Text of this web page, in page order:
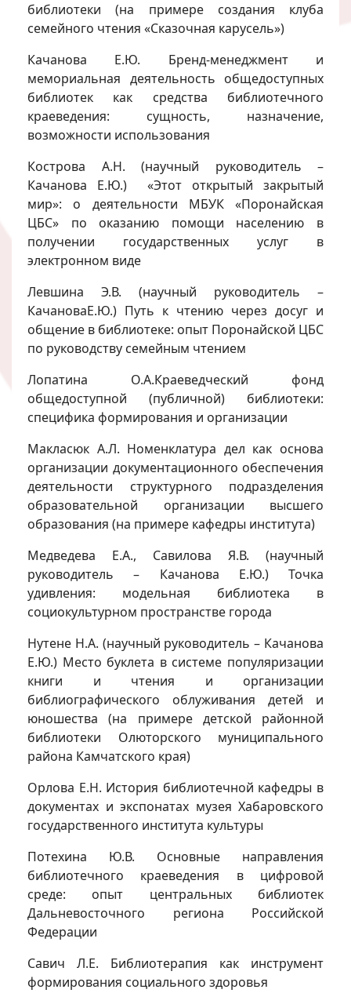
библиотеки (на примере создания клуба
семейного чтения «Сказочная карусель»)
Качанова Е.Ю. Бренд-менеджмент и
мемориальная деятельность общедоступных
библиотек как средства библиотечного
краеведения: сущность, назначение,
возможности использования
Кострова А.Н. (научный руководитель –
Качанова Е.Ю.) «Этот открытый закрытый
мир»: о деятельности МБУК «Поронайская
ЦБС» по оказанию помощи населению в
получении государственных услуг в
электронном виде
Левшина Э.В. (научный руководитель –
КачановаЕ.Ю.) Путь к чтению через досуг и
общение в библиотеке: опыт Поронайской ЦБС
по руководству семейным чтением
Лопатина О.А.Краеведческий фонд
общедоступной (публичной) библиотеки:
специфика формирования и организации
Макласюк А.Л. Номенклатура дел как основа
организации документационного обеспечения
деятельности структурного подразделения
образовательной организации высшего
образования (на примере кафедры института)
Медведева Е.А., Савилова Я.В. (научный
руководитель – Качанова Е.Ю.) Точка
удивления: модельная библиотека в
социокультурном пространстве города
Нутене Н.А. (научный руководитель – Качанова
Е.Ю.) Место буклета в системе популяризации
книги и чтения и организации
библиографического облуживания детей и
юношества (на примере детской районной
библиотеки Олюторского муниципального
района Камчатского края)
Орлова Е.Н. История библиотечной кафедры в
документах и экспонатах музея Хабаровского
государственного института культуры
Потехина Ю.В. Основные направления
библиотечного краеведения в цифровой
среде: опыт центральных библиотек
Дальневосточного региона Российской
Федерации
Савич Л.Е. Библиотерапия как инструмент
формирования социального здоровья